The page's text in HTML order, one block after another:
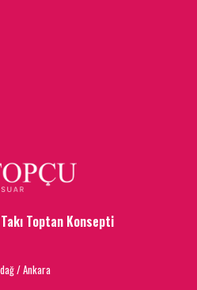
Toptan Konsepti
/ Ankara